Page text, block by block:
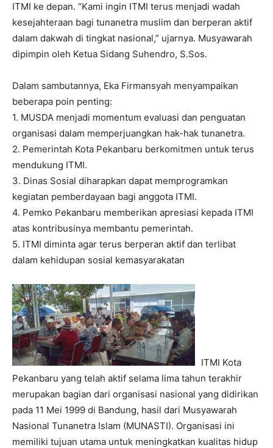
ITMI ke depan. “Kami ingin ITMI terus menjadi wadah
kesejahteraan bagi tunanetra muslim dan berperan aktif
dalam dakwah di tingkat nasional,” ujarnya. Musyawarah
dipimpin oleh Ketua Sidang Suhendro, S.Sos.
Dalam sambutannya, Eka Firmansyah menyampaikan
beberapa poin penting:
1. MUSDA menjadi momentum evaluasi dan penguatan
organisasi dalam memperjuangkan hak-hak tunanetra.
2. Pemerintah Kota Pekanbaru berkomitmen untuk terus
mendukung ITMI.
3. Dinas Sosial diharapkan dapat memprogramkan
kegiatan pemberdayaan bagi anggota ITMI.
4. Pemko Pekanbaru memberikan apresiasi kepada ITMI
atas kontribusinya membantu pemerintah.
5. ITMI diminta agar terus berperan aktif dan terlibat
dalam kehidupan sosial kemasyarakatan
ITMI Kota
Pekanbaru yang telah aktif selama lima tahun terakhir
merupakan bagian dari organisasi nasional yang didirikan
pada 11 Mei 1999 di Bandung, hasil dari Musyawarah
Nasional Tunanetra Islam (MUNASTI). Organisasi ini
memiliki tujuan utama untuk meningkatkan kualitas hidup